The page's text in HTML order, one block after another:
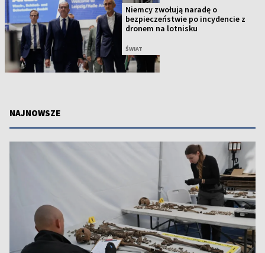
Niemcy zwołują naradę o
bezpieczeństwie po incydencie z
dronem na lotnisku
ŚWIAT
NAJNOWSZE